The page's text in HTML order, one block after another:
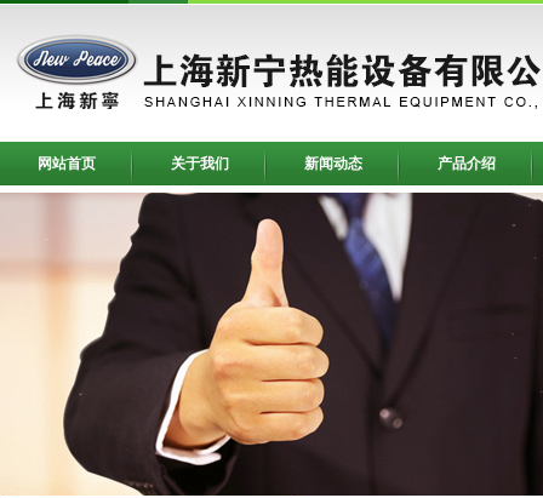
网站首页 关于我们 新闻动态 产品介绍